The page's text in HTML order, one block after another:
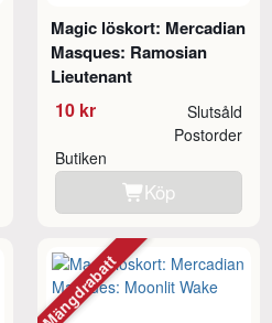
Magic löskort: Mercadian
Masques: Ramosian
Lieutenant
10 kr Slutsåld
Butiken
Postorder
Köp
Mängdrabatt